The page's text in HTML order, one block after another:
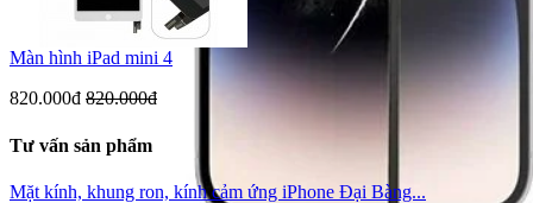
Màn hình iPad mini 4
820.000đ 820.000đ
Tư vấn sản phẩm
Mặt kính, khung ron, kính cảm ứng iPhone Đại Bàng...